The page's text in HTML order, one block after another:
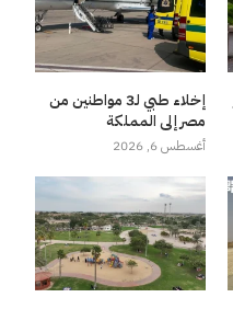
إخلاء طبي لـ3 مواطنين من
مصر إلى المملكة
أغسطس 6, 2026